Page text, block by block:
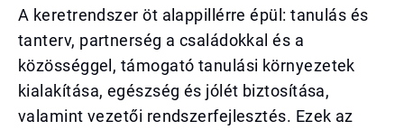
A keretrendszer öt alappillérre épül: tanulás és
tanterv, partnerség a családokkal és a
közösséggel, támogató tanulási környezetek
kialakítása, egészség és jólét biztosítása,
valamint vezetői rendszerfejlesztés. Ezek az